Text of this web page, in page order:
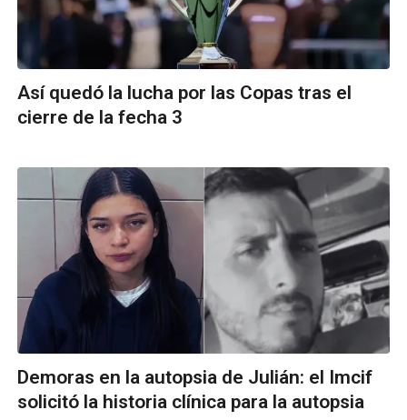
Así quedó la lucha por las Copas tras el
cierre de la fecha 3
Demoras en la autopsia de Julián: el Imcif
solicitó la historia clínica para la autopsia